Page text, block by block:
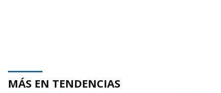
MÁS EN TENDENCIAS